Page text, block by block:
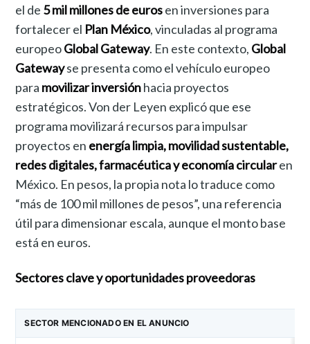
el de 5 mil millones de eurosen inversiones para
fortalecer el Plan México, vinculadas al programa
europeoGlobal Gateway. En este contexto, Global
Gatewayse presenta como el vehículo europeo
para movilizar inversiónhacia proyectos
estratégicos. Von der Leyen explicó que ese
programa movilizará recursos para impulsar
proyectos en energía limpia, movilidad sustentable,
redes digitales, farmacéutica y economía circularen
México. En pesos, la propia nota lo traduce como
“más de 100 mil millones de pesos”, una referencia
útil para dimensionar escala, aunque el monto base
está en euros.
Sectores clave y oportunidades proveedoras
SECTOR MENCIONADO EN EL ANUNCIO